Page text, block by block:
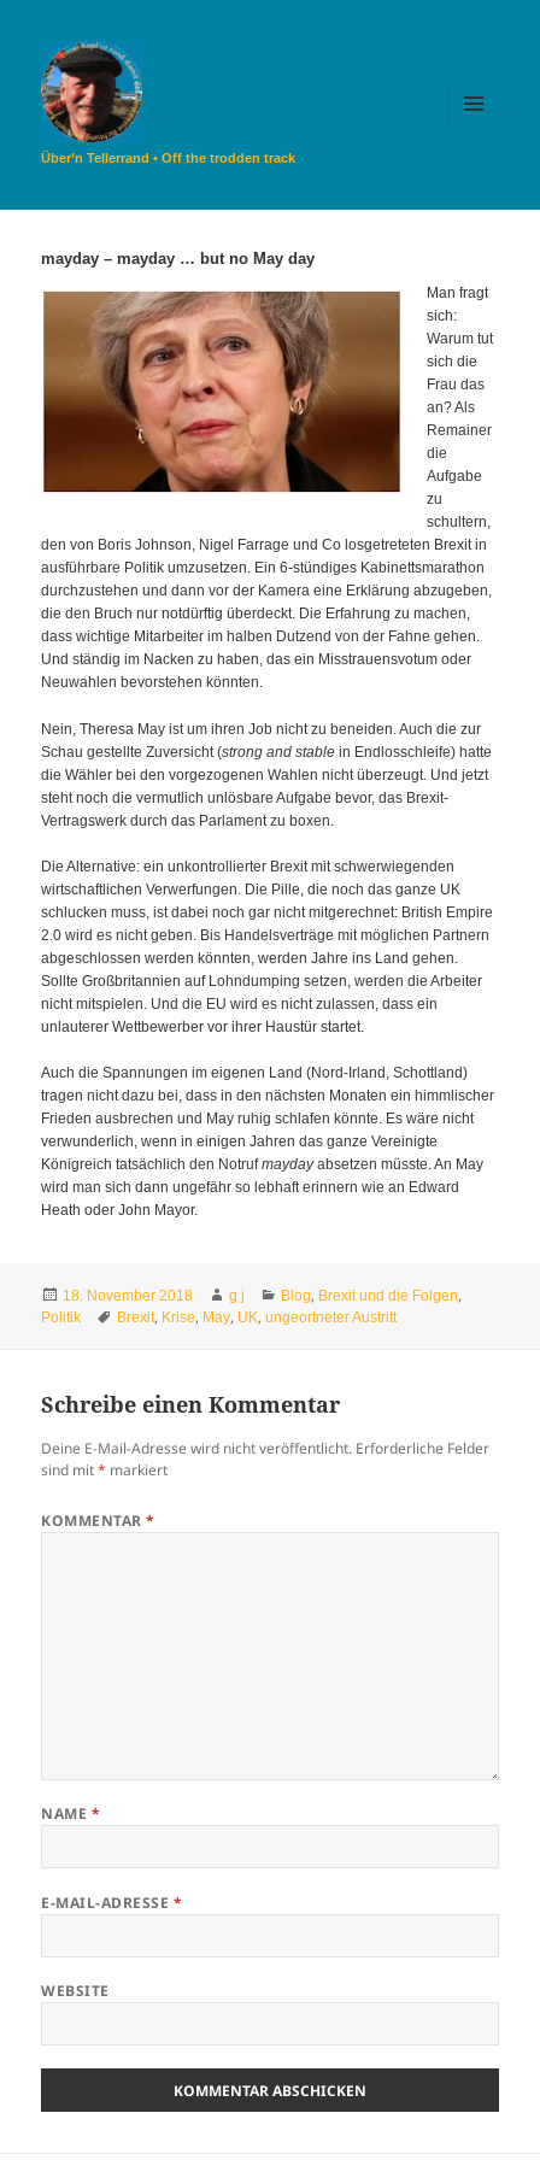
Über’n Tellerrand • Off the trodden track
mayday – mayday … but no May day
Man fragt
sich:
Warum tut
sich die
Frau das
an? Als
Remainer
die
Aufgabe
zu
schultern,
den von Boris Johnson, Nigel Farrage und Co losgetreteten Brexit in
ausführbare Politik umzusetzen. Ein 6-stündiges Kabinettsmarathon
durchzustehen und dann vor der Kamera eine Erklärung abzugeben,
die den Bruch nur notdürftig überdeckt. Die Erfahrung zu machen,
dass wichtige Mitarbeiter im halben Dutzend von der Fahne gehen.
Und ständig im Nacken zu haben, das ein Misstrauensvotum oder
Neuwahlen bevorstehen könnten.
Nein, Theresa May ist um ihren Job nicht zu beneiden. Auch die zur
Schau gestellte Zuversicht (strong and stablein Endlosschleife) hatte
die Wähler bei den vorgezogenen Wahlen nicht überzeugt. Und jetzt
steht noch die vermutlich unlösbare Aufgabe bevor, das Brexit-
Vertragswerk durch das Parlament zu boxen.
Die Alternative: ein unkontrollierter Brexit mit schwerwiegenden
wirtschaftlichen Verwerfungen. Die Pille, die noch das ganze UK
schlucken muss, ist dabei noch gar nicht mitgerechnet: British Empire
2.0 wird es nicht geben. Bis Handelsverträge mit möglichen Partnern
abgeschlossen werden könnten, werden Jahre ins Land gehen.
Sollte Großbritannien auf Lohndumping setzen, werden die Arbeiter
nicht mitspielen. Und die EU wird es nicht zulassen, dass ein
unlauterer Wettbewerber vor ihrer Haustür startet.
Auch die Spannungen im eigenen Land (Nord-Irland, Schottland)
tragen nicht dazu bei, dass in den nächsten Monaten ein himmlischer
Frieden ausbrechen und May ruhig schlafen könnte. Es wäre nicht
verwunderlich, wenn in einigen Jahren das ganze Vereinigte
Königreich tatsächlich den Notrufmaydayabsetzen müsste. An May
wird man sich dann ungefähr so lebhaft erinnern wie an Edward
Heath oder John Mayor.
Veröffentlicht
am
18. November 2018 Autor
g j Kategorien
Blog, Brexit und die Folgen,
Politik Schlagwörter
Brexit, Krise, May, UK,ungeortneter Austritt
Schreibe einen Kommentar
Deine E-Mail-Adresse wird nicht veröffentlicht. Erforderliche Felder
sind mit* markiert
KOMMENTAR*
NAME *
E-MAIL-ADRESSE *
WEBSITE